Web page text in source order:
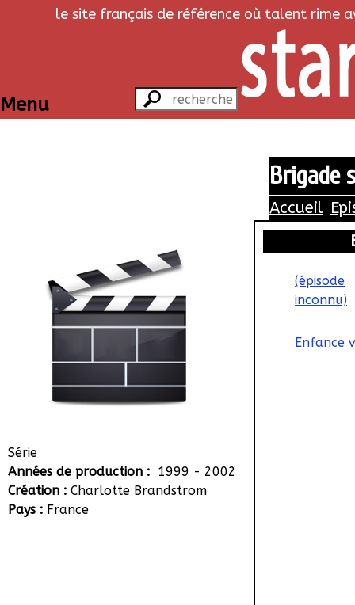
le site français de référence où talent rime
Menu
Série
Années de production : 1999 - 2002
Création : Charlotte Brandstrom
Pays : France
Brigade
Accueil
(épisode
inconnu)
Enfance